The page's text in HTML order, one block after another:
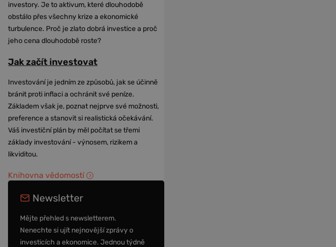
investory. Je to aktivum, které dlouhodobě
obstálo přes všechny krize a ekonomické
turbulence. Proč je zlato dobrá investice a proč
jeho cena dlouhodobě roste?
Jak začít investovat
Investování je jedním ze způsobů, jak se účinně
bránit proti inflaci a ochránit své peníze.
Základem však je, poznat nejprve své možnosti,
preference a stanovit si realistická očekávání.
Váš investiční plán by měl počítat se třemi
základy investování - výnosem, rizikem a
likviditou.
Knihovna vědomostí
Newsletter
Mějte přehled s newsletterem.
Nenechte si ujít nejnovější zprávy o
investicích a ekonomice. Jednou týdně